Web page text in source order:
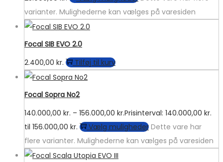
varianter. Mulighederne kan vælges på varesiden
Focal SIB EVO 2.0
2.400,00 kr. Tilføj til kurv
Focal Sopra No2
140.000,00 kr. – 156.000,00 kr.Prisinterval: 140.000,00 kr.
til 156.000,00 kr.
Vælg muligheder Dette vare har
flere varianter. Mulighederne kan vælges på varesiden